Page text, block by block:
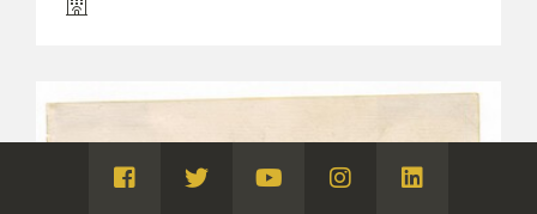
Visita
Visita
Visita
Visita
Visita